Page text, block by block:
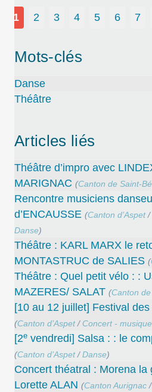
1 2 3 4 5 6 7
Mots-clés
Danse
Théâtre
Articles liés
Théâtre d’impro avec
MARIGNAC (Canton de Saint-
Rencontre musiciens
d’ENCAUSSE (Canton d’Aspet/
Danse)
Théâtre : KARL MARX le
MONTASTRUC de SALIES (
Théâtre : Quel petit vélo : :
MAZERES/ SALAT (Canton
[10 au 12 juillet] Festival
(Canton d’Aspet/ Concert - musique
[2e vendredi] Salsa : : le
(Canton d’Aspet/Danse)
Concert théatral : Morena la
Lorette ALAN (Canton Aurignac/